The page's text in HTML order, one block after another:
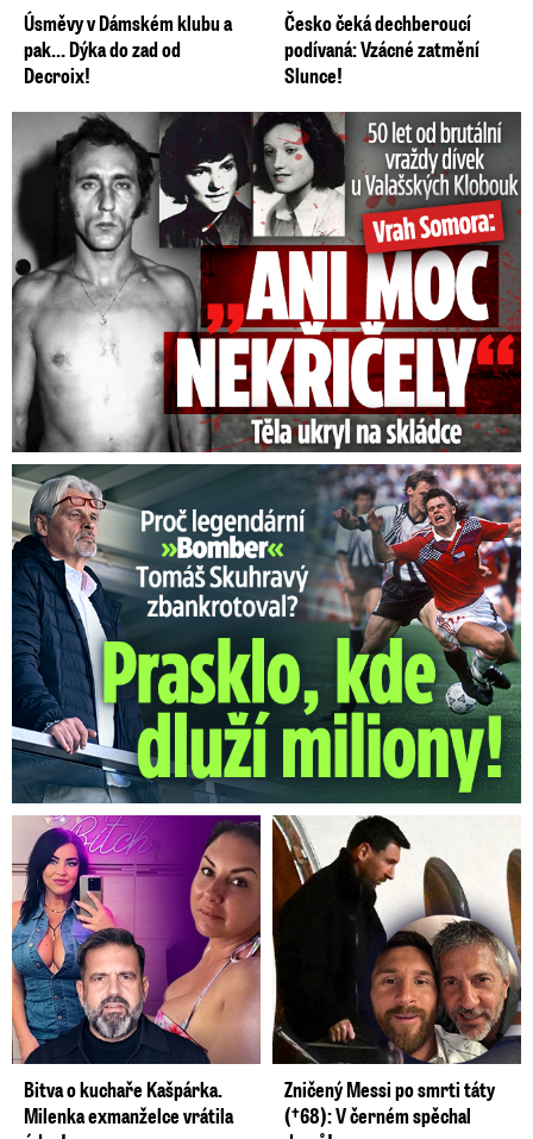
Úsměvy v Dámském klubu a
pak… Dýka do zad od
Decroix!
Česko čeká dechberoucí
podívaná: Vzácné zatmění
Slunce!
50 let od běsnění Somory: Těla dívek vrah ukryl na skládce
Proč Skuhravý zbankrotoval? Prasklo, kde dluží miliony!
Bitva o kuchaře Kašpárka.
Milenka exmanželce vrátila
Zničený Messi po smrti táty
(†68): V černém spěchal